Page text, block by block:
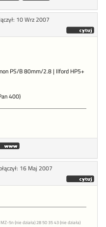
10 Wrz 2007
PS/B 80mm/2.8 | Ilford HP5+
400)
16 Maj 2007
5n (nie działa) 28 50 35 43 (nie działa)